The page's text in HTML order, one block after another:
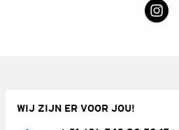
WIJ ZIJN ER VOOR JOU!